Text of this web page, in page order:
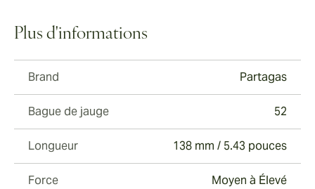
Plus d'informations
Brand Partagas
Bague de jauge 52
Longueur 138 mm / 5.43 pouces
Force Moyen à Élevé